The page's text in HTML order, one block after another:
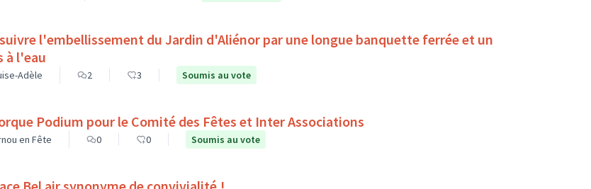
l'embellissement du Jardin d'Aliénor par une longue banquette ferrée et un
à l'eau
Adèle 2 3 Soumis au vote
Podium pour le Comité des Fêtes et Inter Associations
en Fête 0 0 Soumis au vote